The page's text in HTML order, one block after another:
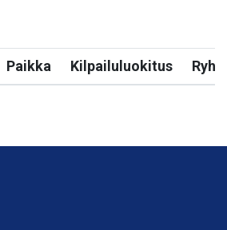
Paikka Kilpailuluokitus